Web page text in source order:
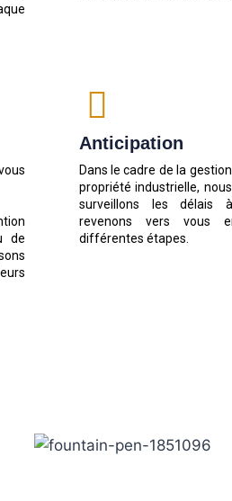
de
Anticipation
Dans le cadre de la
propriété industrielle,
surveillons les délais
revenons vers vous
différentes étapes.